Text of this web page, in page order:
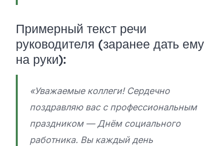
Примерный текст речи
руководителя (заранее дать ему
на руки):
«Уважаемые коллеги! Сердечно
поздравляю вас с профессиональным
праздником — Днём социального
работника. Вы каждый день